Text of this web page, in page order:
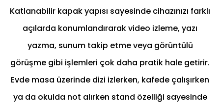
Katlanabilir kapak yapısı sayesinde cihazınızı farklı
açılarda konumlandırarak video izleme, yazı
yazma, sunum takip etme veya görüntülü
görüşme gibi işlemleri çok daha pratik hale getirir.
Evde masa üzerinde dizi izlerken, kafede çalışırken
ya da okulda not alırken stand özelliği sayesinde